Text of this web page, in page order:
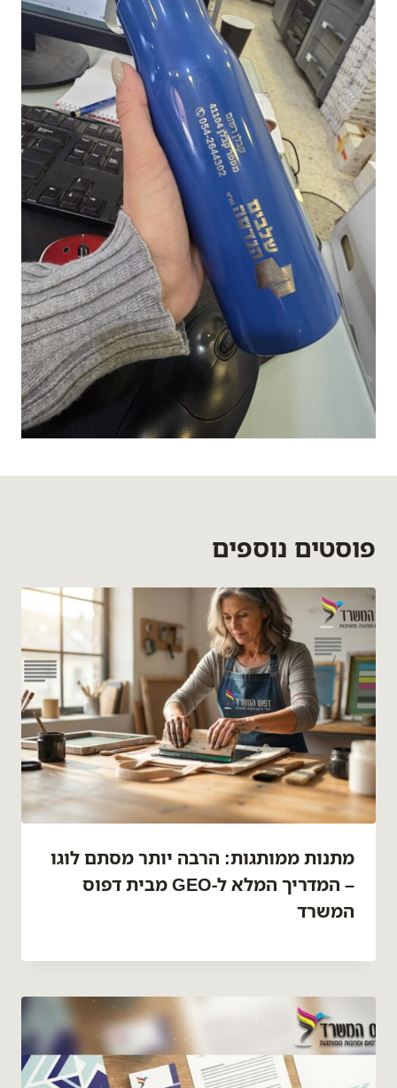
פוסטים נוספים
מתנות ממותגות: הרבה יותר מסתם לוגו
– המדריך המלא ל-GEO מבית דפוס
המשרד